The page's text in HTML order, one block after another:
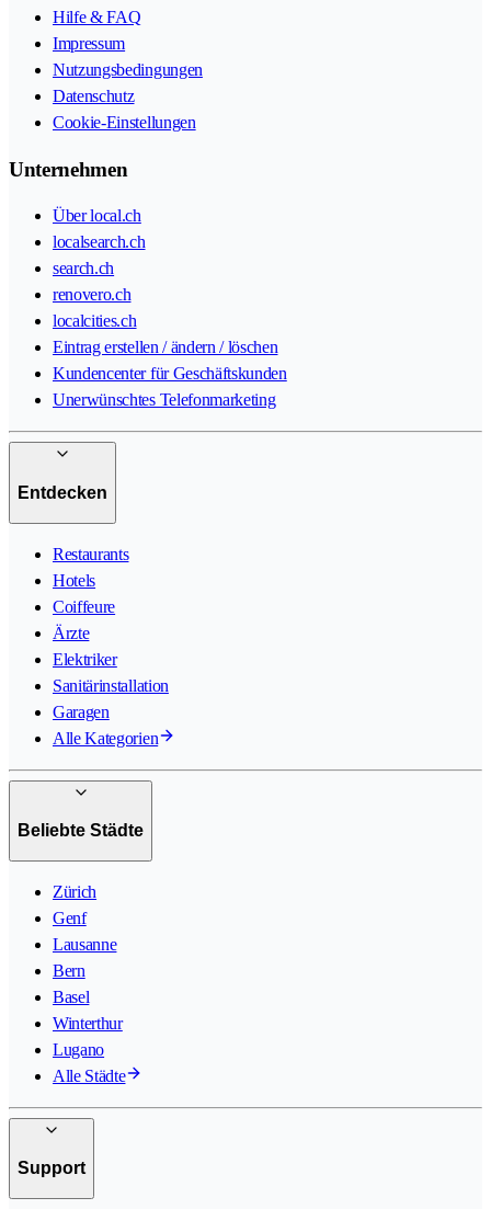
Hilfe & FAQ
Impressum
Nutzungsbedingungen
Datenschutz
Cookie-Einstellungen
Unternehmen
Über local.ch
localsearch.ch
search.ch
renovero.ch
localcities.ch
Eintrag erstellen / ändern / löschen
Kundencenter für Geschäftskunden
Unerwünschtes Telefonmarketing
Entdecken
Restaurants
Hotels
Coiffeure
Ärzte
Elektriker
Sanitärinstallation
Garagen
Alle Kategorien
Beliebte Städte
Zürich
Genf
Lausanne
Bern
Basel
Winterthur
Lugano
Alle Städte
Support